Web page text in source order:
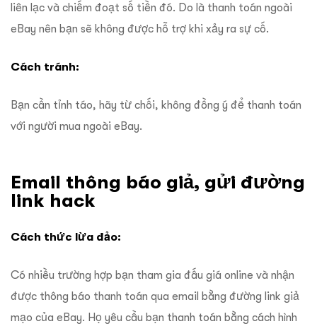
liên lạc và chiếm đoạt số tiền đó. Do là thanh toán ngoài
eBay nên bạn sẽ không được hỗ trợ khi xảy ra sự cố.
Cách tránh:
Bạn cần tỉnh táo, hãy từ chối, không đồng ý để thanh toán
với người mua ngoài eBay.
Email thông báo giả, gửi đường
link hack
Cách thức lừa đảo:
Có nhiều trường hợp bạn tham gia đấu giá online và nhận
được thông báo thanh toán qua email bằng đường link giả
mạo của eBay. Họ yêu cầu bạn thanh toán bằng cách hình